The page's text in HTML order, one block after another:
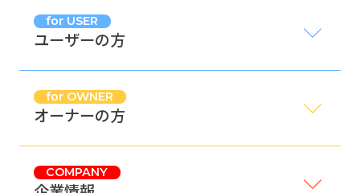
for USER
ユーザーの方
for OWNER
オーナーの方
COMPANY